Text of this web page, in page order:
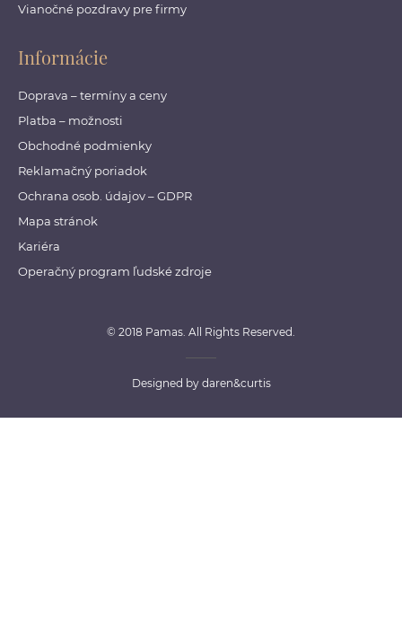
Vianočné pozdravy pre firmy
Informácie
Doprava – termíny a ceny
Platba – možnosti
Obchodné podmienky
Reklamačný poriadok
Ochrana osob. údajov – GDPR
Mapa stránok
Kariéra
Operačný program ľudské zdroje
© 2018 Pamas. All Rights Reserved.
Designed by daren&curtis